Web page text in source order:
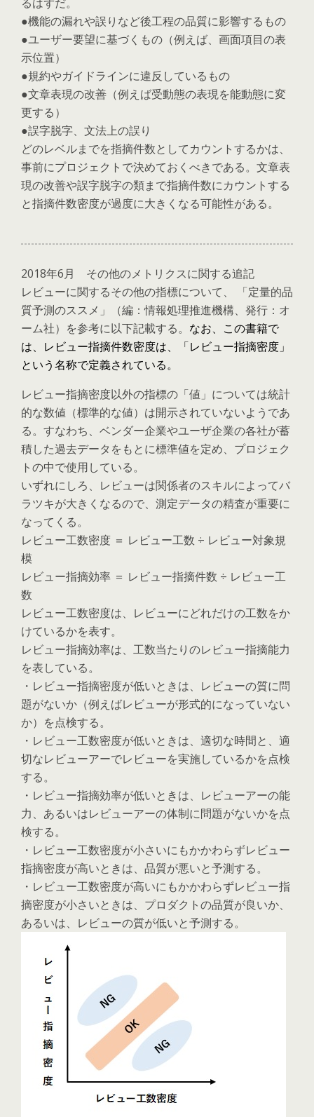
●機能の漏れや誤りなど後工程の品質に影響するもの
●ユーザー要望に基づくもの（例えば、画面項目の表
示位置）
●規約やガイドラインに違反しているもの
●文章表現の改善（例えば受動態の表現を能動態に変
更する）
●誤字脱字、文法上の誤り
どのレベルまでを指摘件数としてカウントするかは、
事前にプロジェクトで決めておくべきである。文章表
現の改善や誤字脱字の類まで指摘件数にカウントする
と指摘件数密度が過度に大きくなる可能性がある。
2018年6月 その他のメトリクスに関する追記
レビューに関するその他の指標について、 「定量的品
質予測のススメ」（編：情報処理推進機構、発行：オ
ーム社）を参考に以下記載する。 なお、この書籍で
は、レビュー指摘件数密度は、「レビュー指摘密度」
という名称で定義されている。
レビュー指摘密度以外の指標の「値」については統計
的な数値（標準的な値）は開示されていないようであ
る。すなわち、ベンダー企業やユーザ企業の各社が蓄
積した過去データをもとに標準値を定め、プロジェク
トの中で使用している。
いずれにしろ、レビューは関係者のスキルによってバ
ラツキが大きくなるので、測定データの精査が重要に
なってくる。
レビュー工数密度 ＝ レビュー工数 ÷ レビュー対象規
模
レビュー指摘効率 ＝ レビュー指摘件数 ÷ レビュー工
数
レビュー工数密度は、レビューにどれだけの工数をか
けているかを表す。
レビュー指摘効率は、工数当たりのレビュー指摘能力
を表している。
・レビュー指摘密度が低いときは、レビューの質に問
題がないか（例えばレビューが形式的になっていない
か）を点検する。
・レビュー工数密度が低いときは、適切な時間と、適
切なレビューアーでレビューを実施しているかを点検
する。
・レビュー指摘効率が低いときは、レビューアーの能
力、あるいはレビューアーの体制に問題がないかを点
検する。
・レビュー工数密度が小さいにもかかわらずレビュー
指摘密度が高いときは、品質が悪いと予測する。
・レビュー工数密度が高いにもかかわらずレビュー指
摘密度が小さいときは、プロダクトの品質が良いか、
あるいは、レビューの質が低いと予測する。